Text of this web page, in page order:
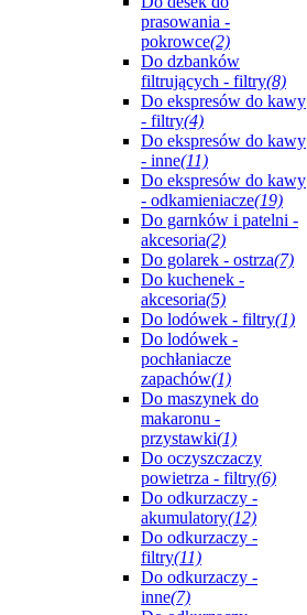
prasowania -
pokrowce(2)
Do dzbanków
filtrujących - filtry(8)
Do ekspresów do kawy
- filtry(4)
Do ekspresów do kawy
- inne(11)
Do ekspresów do kawy
- odkamieniacze(19)
Do garnków i patelni -
akcesoria(2)
Do golarek - ostrza(7)
Do kuchenek -
akcesoria(5)
Do lodówek - filtry(1)
Do lodówek -
pochłaniacze
zapachów(1)
Do maszynek do
makaronu -
przystawki(1)
Do oczyszczaczy
powietrza - filtry(6)
Do odkurzaczy -
akumulatory(12)
Do odkurzaczy -
filtry(11)
Do odkurzaczy -
inne(7)